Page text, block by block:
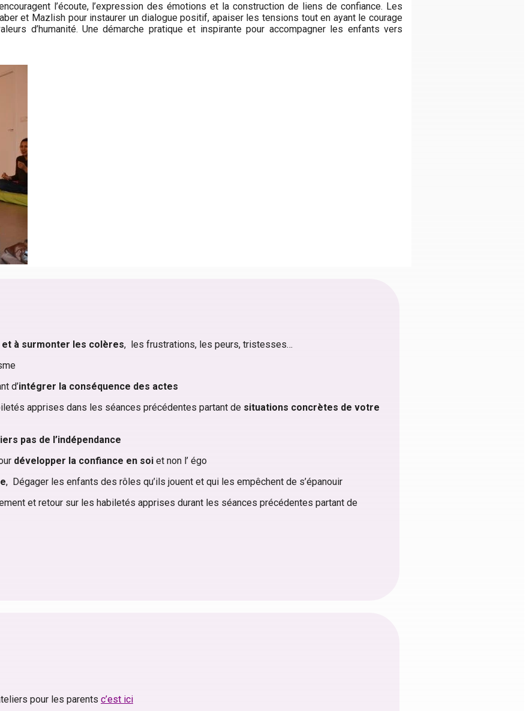
l’écoute, l’expression des émotions et la construction de liens de confiance. Les
et Mazlish pour instaurer un dialogue positif, apaiser les tensions tout en ayant le courage
d’humanité. Une démarche pratique et inspirante pour accompagner les enfants vers
à surmonter les colères, les frustrations, les peurs, tristesses…
d’intégrer la conséquence des actes
apprises dans les séances précédentes partant de situations concrètes de votre
pas de l’indépendance
développer la confiance en soi et non l’ égo
, Dégager les enfants des rôles qu’ils jouent et qui les empêchent de s’épanouir
et retour sur les habiletés apprises durant les séances précédentes partant de
pour les parents c’est ici